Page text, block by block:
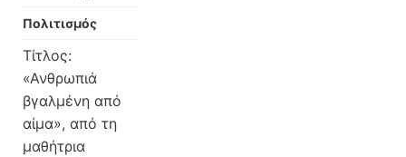
Πολιτισμός
Τίτλος:
«Ανθρωπιά
βγαλμένη από
αίμα», από τη
μαθήτρια